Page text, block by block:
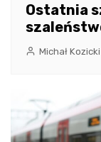
Ostatnia
Michał Kozicki